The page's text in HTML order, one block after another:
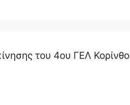
του 4ου ΓΕΛ